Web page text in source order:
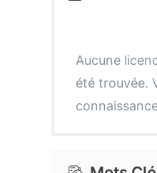
5
6
Aucune
été trouvée.